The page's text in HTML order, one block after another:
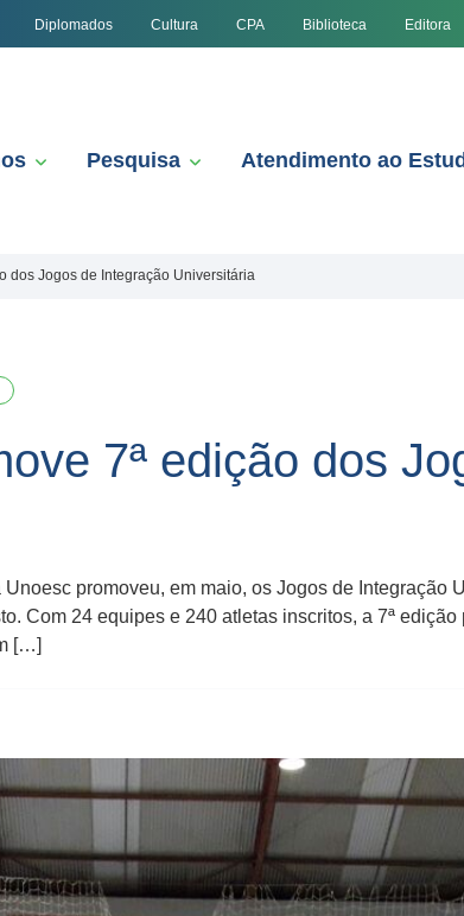
Diplomados Cultura CPA Biblioteca Editora
Pesquisa Atendimento ao
dos Jogos de Integração Universitária
7ª edição dos
promoveu, em maio, os Jogos de Integração
Com 24 equipes e 240 atletas inscritos, a 7ª
[…]